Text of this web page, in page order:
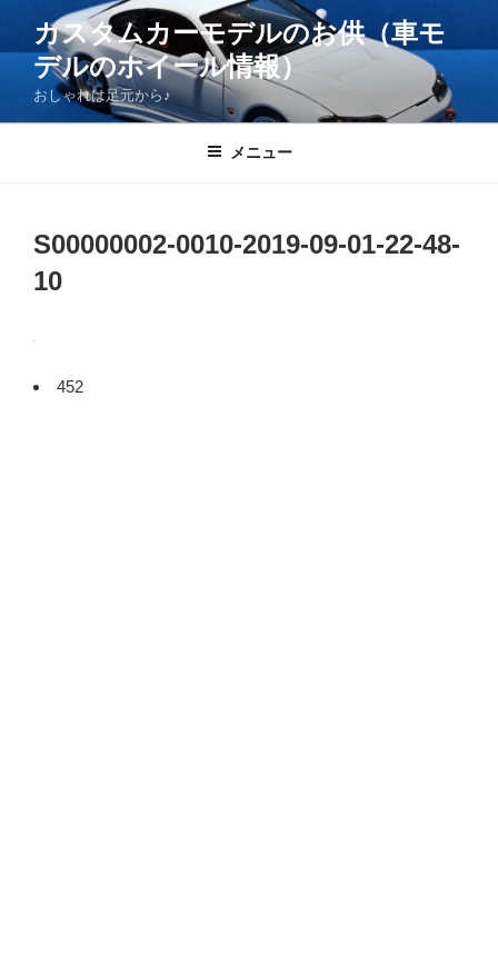
ツ
カスタムカーモデルのお供（車モ
デルのホイール情報）
おしゃれは足元から♪
メニュー
S00000002-0010-2019-09-01-22-48-
10
452